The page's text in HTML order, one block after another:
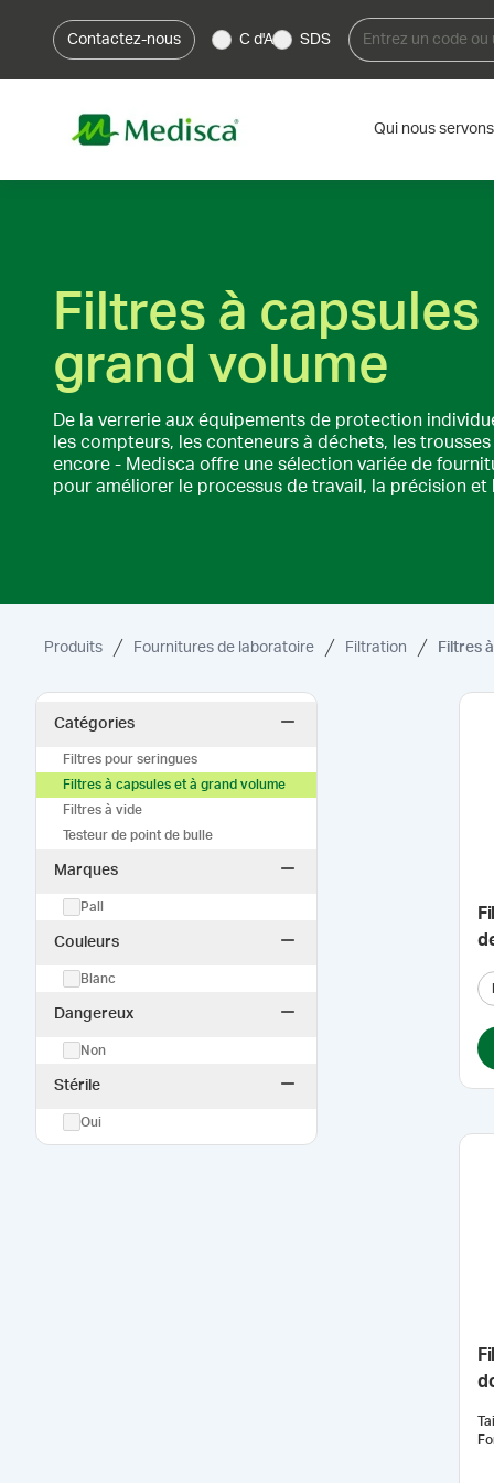
Contactez-nous C d'A SDS
Qui nous servons
Filtres à capsules
grand volume
De la verrerie aux équipements de protection
les compteurs, les conteneurs à déchets, les
encore - Medisca offre une sélection variée de
pour améliorer le processus de travail, la précision et
Produits Fournitures de laboratoire Filtration Filtres
Catégories
Filtres pour seringues
Filtres à capsules et à grand volume
Filtres à vide
Testeur de point de bulle
Marques
Pall
Couleurs
Blanc
Dangereux
Non
Stérile
Oui